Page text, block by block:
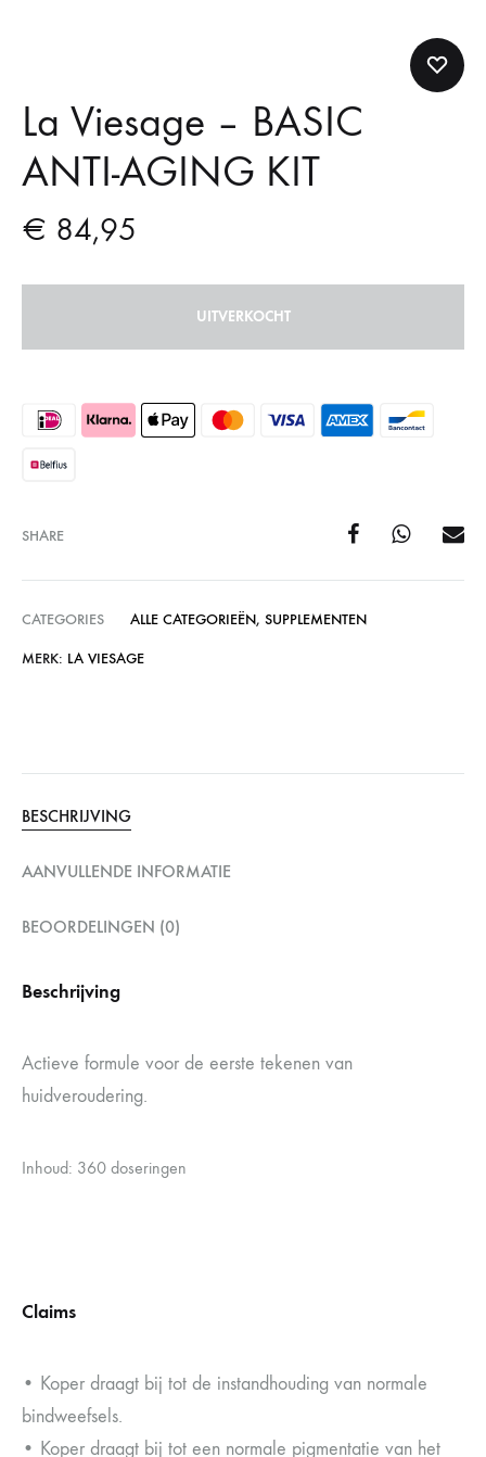
La Viesage – BASIC
ANTI-AGING KIT
€ 84,95
UITVERKOCHT
SHARE
CATEGORIES ALLE CATEGORIEËN, SUPPLEMENTEN
MERK: LA VIESAGE
BESCHRIJVING
AANVULLENDE INFORMATIE
BEOORDELINGEN (0)
Beschrijving
Actieve formule voor de eerste tekenen van
huidveroudering.
Inhoud: 360 doseringen
Claims
• Koper draagt bij tot de instandhouding van normale
bindweefsels.
• Koper draagt bij tot een normale pigmentatie van het